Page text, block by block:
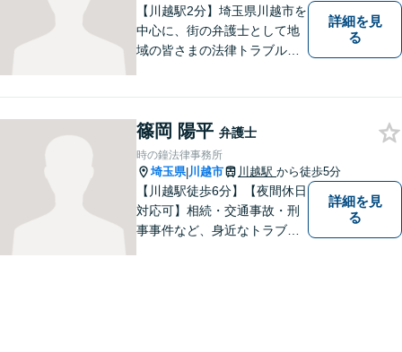
【川越駅2分】埼玉県川越市を
中心に、街の弁護士として地
域の皆さまの法律トラブル解
どうぞお気軽にご相談くださ
い。
詳細を見
る
篠岡 陽平 弁護士
時の鐘法律事務所
埼玉県|川越市 川越駅 から徒歩5分
【川越駅徒歩6分】【夜間休日
対応可】相続・交通事故・刑
事事件など、身近なトラブル
詳細を見
る